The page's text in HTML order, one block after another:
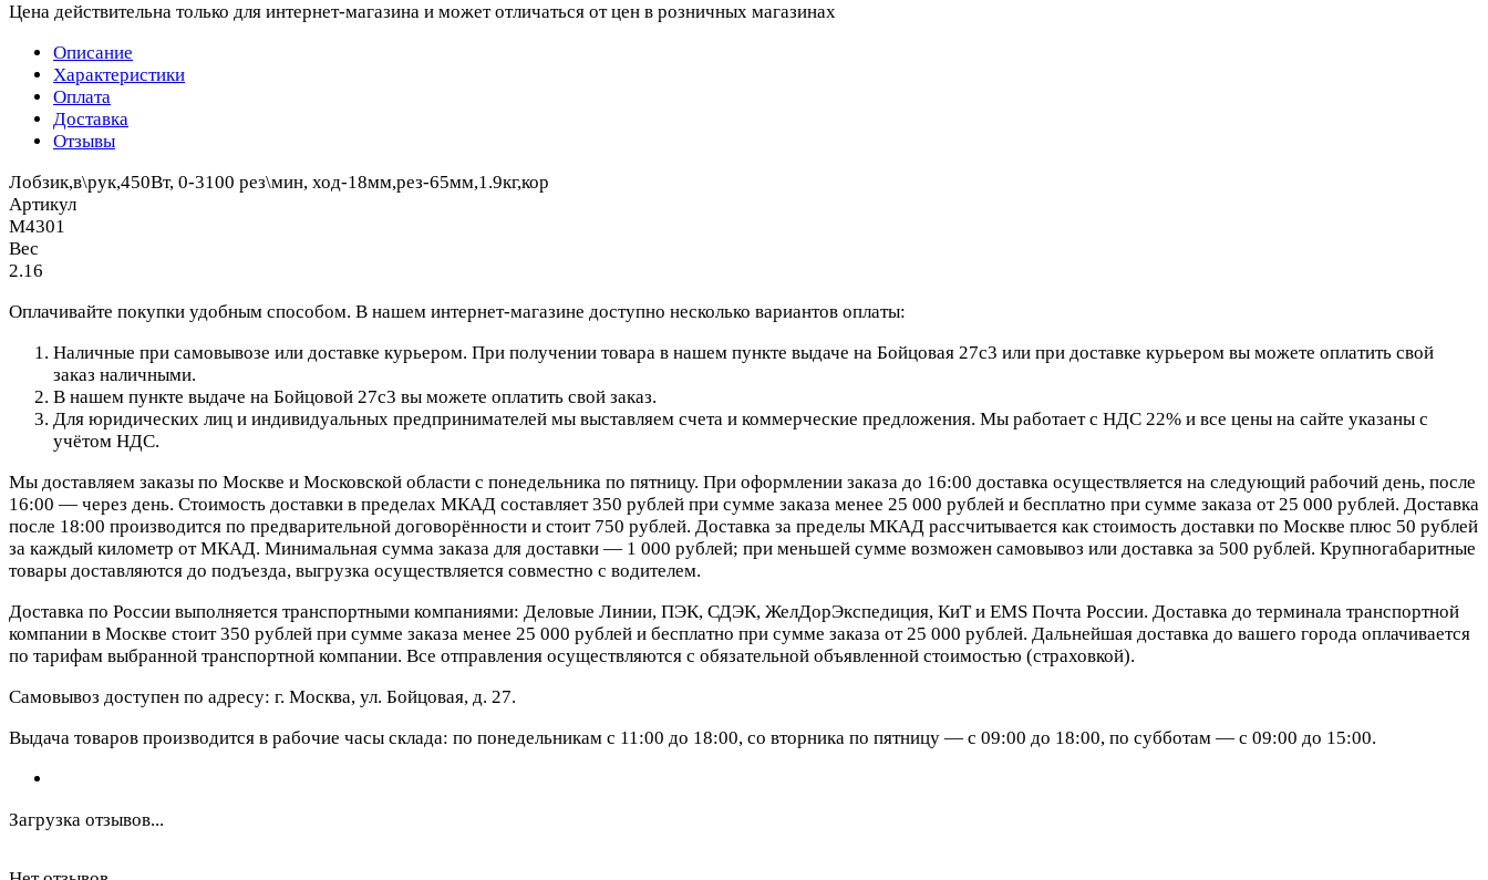
Цена действительна только для интернет-магазина и может отличаться от цен в розничных магазинах
Описание
Характеристики
Оплата
Доставка
Отзывы
Лобзик,в\рук,450Вт, 0-3100 рез\мин, ход-18мм,рез-65мм,1.9кг,кор
Артикул
M4301
Вес
2.16
Оплачивайте покупки удобным способом. В нашем интернет-магазине доступно несколько вариантов оплаты:
Наличные при самовывозе или доставке курьером. При получении товара в нашем пункте выдаче на Бойцовая 27с3 или при доставке курьером вы можете оплатить свой
заказ наличными.
В нашем пункте выдаче на Бойцовой 27с3 вы можете оплатить свой заказ.
Для юридических лиц и индивидуальных предпринимателей мы выставляем счета и коммерческие предложения. Мы работает с НДС 22% и все цены на сайте указаны с
учётом НДС.
Мы доставляем заказы по Москве и Московской области с понедельника по пятницу. При оформлении заказа до 16:00 доставка осуществляется на следующий рабочий день, после
16:00 — через день. Стоимость доставки в пределах МКАД составляет 350 рублей при сумме заказа менее 25 000 рублей и бесплатно при сумме заказа от 25 000 рублей. Доставка
после 18:00 производится по предварительной договорённости и стоит 750 рублей. Доставка за пределы МКАД рассчитывается как стоимость доставки по Москве плюс 50 рублей
за каждый километр от МКАД. Минимальная сумма заказа для доставки — 1 000 рублей; при меньшей сумме возможен самовывоз или доставка за 500 рублей. Крупногабаритные
товары доставляются до подъезда, выгрузка осуществляется совместно с водителем.
Доставка по России выполняется транспортными компаниями: Деловые Линии, ПЭК, СДЭК, ЖелДорЭкспедиция, КиТ и EMS Почта России. Доставка до терминала транспортной
компании в Москве стоит 350 рублей при сумме заказа менее 25 000 рублей и бесплатно при сумме заказа от 25 000 рублей. Дальнейшая доставка до вашего города оплачивается
по тарифам выбранной транспортной компании. Все отправления осуществляются с обязательной объявленной стоимостью (страховкой).
Самовывоз доступен по адресу: г. Москва, ул. Бойцовая, д. 27.
Выдача товаров производится в рабочие часы склада: по понедельникам с 11:00 до 18:00, со вторника по пятницу — с 09:00 до 18:00, по субботам — с 09:00 до 15:00.
Загрузка отзывов...